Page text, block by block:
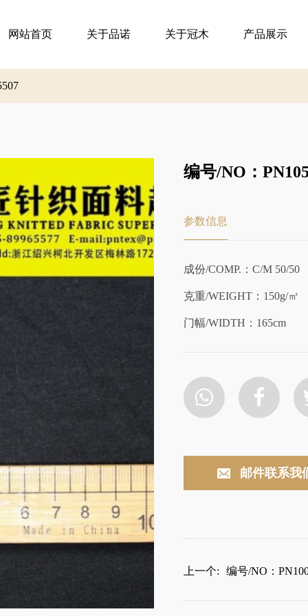
网站首页 关于品诺 关于冠木 产品展示
编号/NO：
参数信息
成份/COMP.：C/M 50/50
克重/WEIGHT：150g/㎡
门幅/WIDTH：165cm
邮件联系我
上一个: 编号/NO：